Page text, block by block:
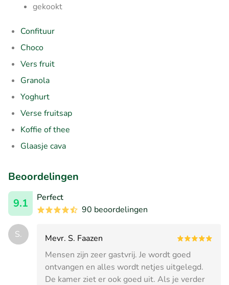
gekookt
Confituur
Choco
Vers fruit
Granola
Yoghurt
Verse fruitsap
Koffie of thee
Glaasje cava
Beoordelingen
9.1
Perfect
90 beoordelingen
S.
Mevr. S. Faazen
Mensen zijn zeer gastvrij. Je wordt goed
ontvangen en alles wordt netjes uitgelegd.
De kamer ziet er ook goed uit. Als je verder